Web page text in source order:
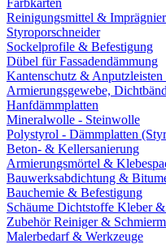
Farbkarten
Reinigungsmittel &
Styroporschneider
Sockelprofile & Befestigung
Dübel für Fassadendämmung
Kantenschutz &
Armierungsgewebe,
Hanfdämmplatten
Mineralwolle - Steinwolle
Polystyrol - Dämmplatten
Beton- & Kellersanierung
Armierungsmörtel &
Bauwerksabdichtung &
Bauchemie & Befestigung
Schäume Dichtstoffe Kleber
ZubehörReiniger &
Malerbedarf & Werkzeuge